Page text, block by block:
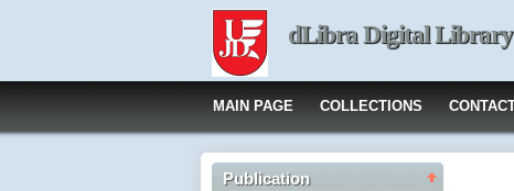
dLibra Digital Library
MAIN PAGE COLLECTIONS
Publication